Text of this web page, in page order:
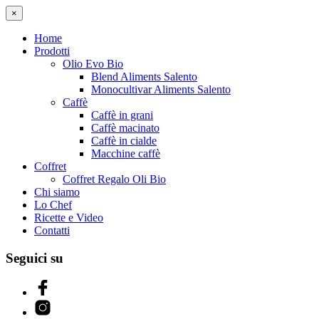
×
Home
Prodotti
Olio Evo Bio
Blend Aliments Salento
Monocultivar Aliments Salento
Caffè
Caffè in grani
Caffè macinato
Caffè in cialde
Macchine caffè
Coffret
Coffret Regalo Oli Bio
Chi siamo
Lo Chef
Ricette e Video
Contatti
Seguici su